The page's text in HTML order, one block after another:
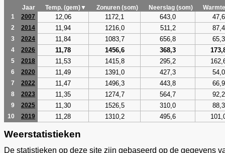
Jaar
Temp. (gem)▼ Zonuren (som) Neerslag (som)
1
2007 12,06 1172,1 643,0 47,6
2 2014 11,94 1216,0 511,2 87,4
3 2024 11,84 1083,7 656,8 65,3
4 2026 11,78 1456,6 368,3
5 2018 11,53 1415,8 295,2
6 2020 11,49 1391,0 427,3 54,0
7 2022 11,47 1496,3 443,8 66,9
8 2023 11,35 1274,7 564,7 92,2
9 2025 11,30 1526,5 310,0 88,3
10 2019 11,28 1310,2 495,6
Weerstatistieken
De statistieken op deze site zijn gebaseerd op de gegevens